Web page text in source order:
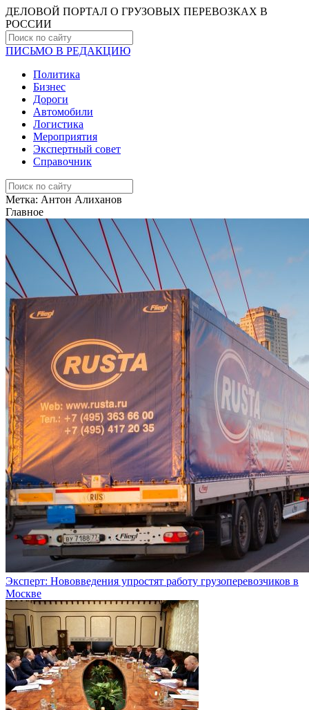
ДЕЛОВОЙ ПОРТАЛ О ГРУЗОВЫХ ПЕРЕВОЗКАХ В
РОCСИИ
ПИСЬМО В РЕДАКЦИЮ
Политика
Бизнес
Дороги
Автомобили
Логистика
Мероприятия
Экспертный совет
Справочник
Метка: Антон Алиханов
Главное
Эксперт: Нововведения упростят работу грузоперевозчиков в
Москве